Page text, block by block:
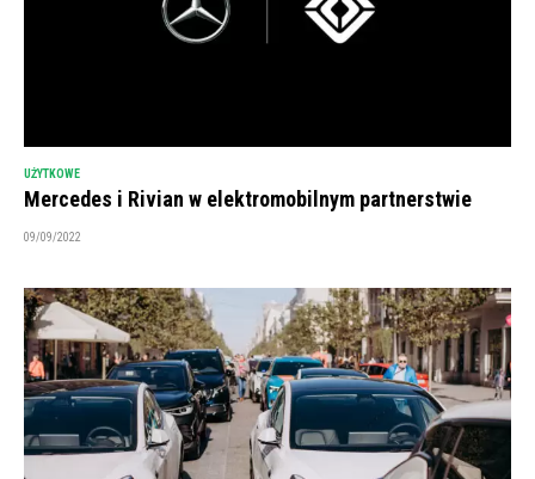
UŻYTKOWE
Mercedes i Rivian w elektromobilnym partnerstwie
09/09/2022